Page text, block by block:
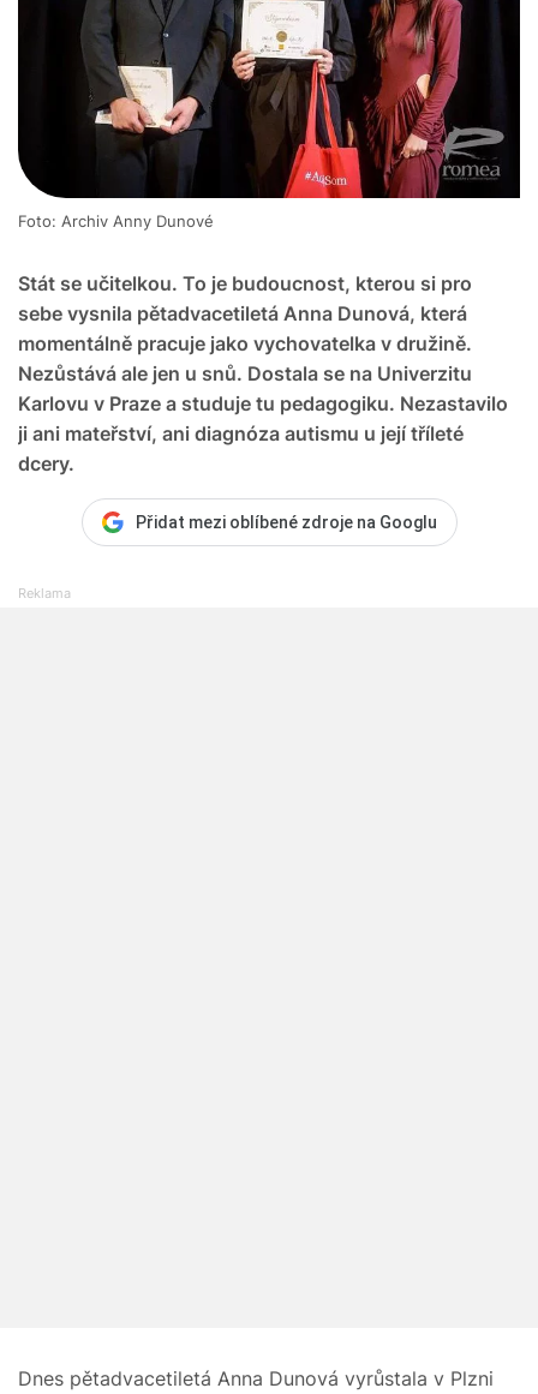
Stát se učitelkou. To je budoucnost, kterou si pro
sebe vysnila pětadvacetiletá Anna Dunová, která
momentálně pracuje jako vychovatelka v družině.
Nezůstává ale jen u snů. Dostala se na Univerzitu
Karlovu v Praze a studuje tu pedagogiku. Nezastavilo
ji ani mateřství, ani diagnóza autismu u její tříleté
dcery.
Foto: Archiv Anny Dunové
Přidat mezi oblíbené zdroje na Googlu
Dnes pětadvacetiletá Anna Dunová vyrůstala v Plzni